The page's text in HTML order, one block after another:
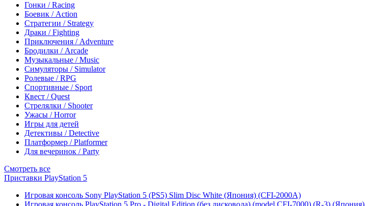
Гонки / Racing
Боевик / Action
Стратегии / Strategy
Драки / Fighting
Приключения / Adventure
Бродилки / Arcade
Музыкальные / Music
Симуляторы / Simulator
Ролевые / RPG
Спортивные / Sport
Квест / Quest
Стрелялки / Shooter
Ужасы / Horror
Игры для детей
Детективы / Detective
Платформер / Platformer
Для вечеринок / Party
Смотреть все
Приставки PlayStation 5
Игровая консоль Sony PlayStation 5 (PS5) Slim Disc White (Япония) (CFI-2000A)
Игровая консоль PlayStation 5 Pro - Digital Edition (без дисковода) (model CFI-7000) (R-3) (Япония)